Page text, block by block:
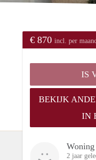
€ 870 incl. per maand
IS
BEKIJK
IN
Woning
2 jaar